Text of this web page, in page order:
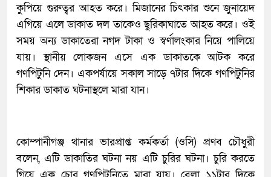
কুপিয়ে গুরুত্বর আহত করে। মিজানের চিৎকার শুনে জুনায়েদ
এগিয়ে এলে ডাকাত দল তাকেও ছুরিকাঘাতে আহত করে। ওই
সময় অন্য ডাকাতেরা নগদ টাকা ও স্বর্ণালংকার নিয়ে পালিয়ে
যায়। স্থানীয় লোকজন এসে এক ডাকাতকে আটক করে
গণপিটুনি দেন। একপর্যায়ে সকাল সাড়ে ৭টার দিকে গণপিটুনির
শিকার ডাকাত ঘটনাস্থলে মারা যান।
কোম্পানীগঞ্জ থানার ভারপ্রাপ্ত কর্মকর্তা (ওসি) প্রণব চৌধুরী
বলেন, এটি ডাকাতির ঘটনা নয় এটি চুরির ঘটনা। চুরি করতে